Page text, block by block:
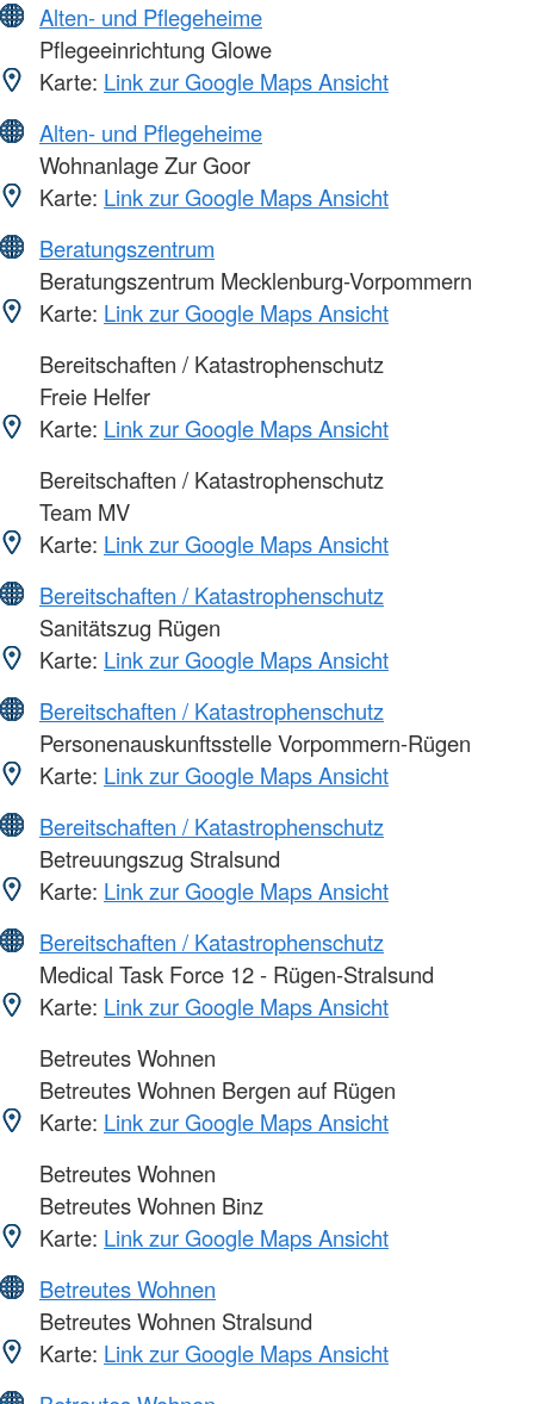
Alten- und Pflegeheime
Pflegeeinrichtung Glowe
Karte: Link zur Google Maps Ansicht
Alten- und Pflegeheime
Wohnanlage Zur Goor
Karte: Link zur Google Maps Ansicht
Beratungszentrum
Beratungszentrum Mecklenburg-Vorpommern
Karte: Link zur Google Maps Ansicht
Bereitschaften / Katastrophenschutz
Freie Helfer
Karte: Link zur Google Maps Ansicht
Bereitschaften / Katastrophenschutz
Team MV
Karte: Link zur Google Maps Ansicht
Bereitschaften / Katastrophenschutz
Sanitätszug Rügen
Karte: Link zur Google Maps Ansicht
Bereitschaften / Katastrophenschutz
Personenauskunftsstelle Vorpommern-Rügen
Karte: Link zur Google Maps Ansicht
Bereitschaften / Katastrophenschutz
Betreuungszug Stralsund
Karte: Link zur Google Maps Ansicht
Bereitschaften / Katastrophenschutz
Medical Task Force 12 - Rügen-Stralsund
Karte: Link zur Google Maps Ansicht
Betreutes Wohnen
Betreutes Wohnen Bergen auf Rügen
Karte: Link zur Google Maps Ansicht
Betreutes Wohnen
Betreutes Wohnen Binz
Karte: Link zur Google Maps Ansicht
Betreutes Wohnen
Betreutes Wohnen Stralsund
Karte: Link zur Google Maps Ansicht